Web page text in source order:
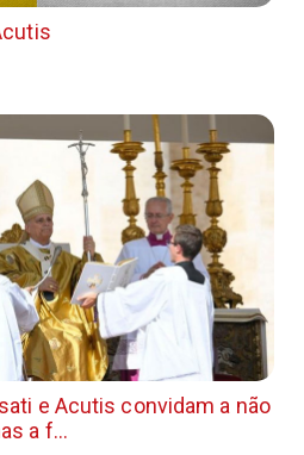
e Acutis convidam a não
a f...